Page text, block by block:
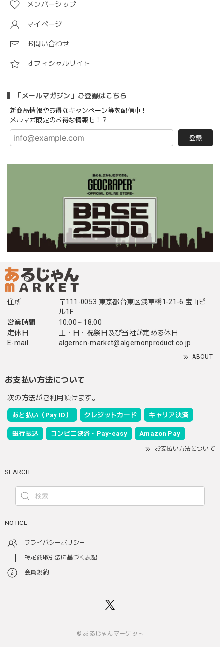
メンバーシップ
マイページ
お問い合わせ
オフィシャルサイト
「メールマガジン」ご登録はこちら
新商品情報やお得なキャンペーン等を配信中！
メルマガ限定のお得な情報も！？
登録
住所
〒111-0053 東京都台東区浅草橋1-21-6 宝山ビ
ル1F
営業時間
10:00～18:00
定休日
土・日・祝祭日及び当社が定める休日
E-mail
algernon-market@algernonproduct.co.jp
ABOUT
お支払い方法について
次の方法がご利用頂けます。
あと払い（Pay ID） クレジットカード キャリア決済
銀行振込 コンビニ決済・Pay-easy Amazon Pay
お支払い方法について
SEARCH
NOTICE
プライバシーポリシー
特定商取引法に基づく表記
会員規約
© あるじゃんマーケット